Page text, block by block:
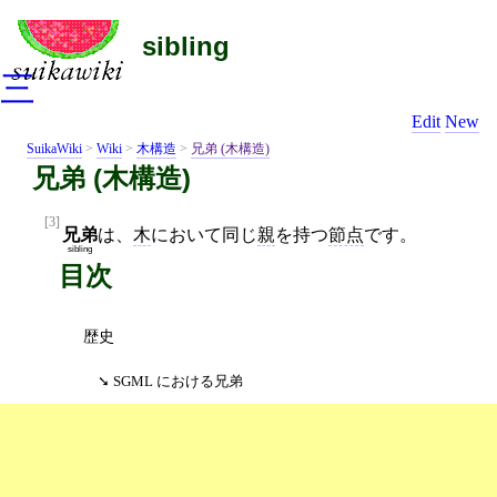
sibling
Edit New
SuikaWiki > Wiki > 木構造 > 兄弟 (木構造)
兄弟 (木構造)
[3]
兄弟
sibling
は、 木において同じ親を持つ節点です。
目次
歴史
SGML における兄弟
三